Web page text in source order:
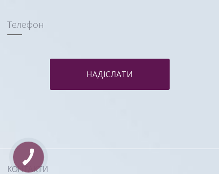
Телефон
НАДІСЛАТИ
КОНТАКТИ